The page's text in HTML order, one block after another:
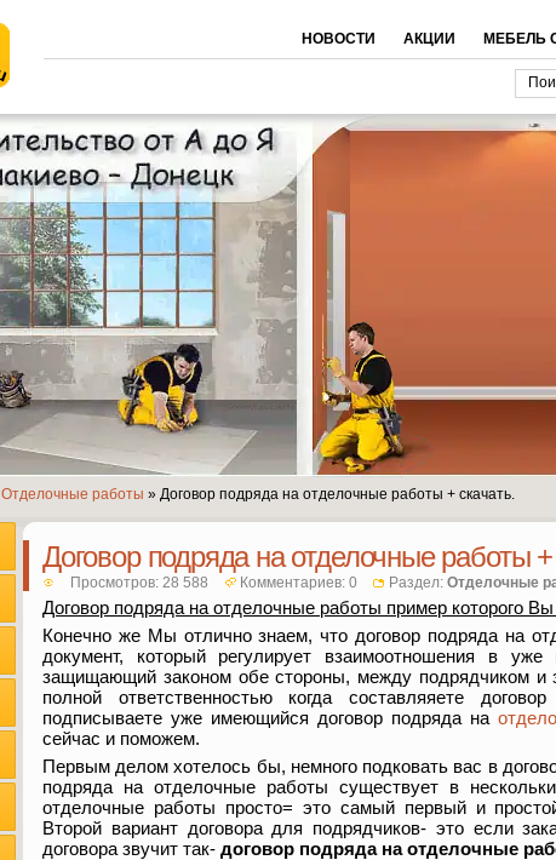
НОВОСТИ АКЦИИ МЕБЕЛЬ
Отделочные работы » Договор подряда на отделочные работы + скачать.
Договор подряда на отделочные работы +
Просмотров: 28 588 Комментариев: 0 Раздел: Отделочные
Договор подряда на отделочные работы пример которого
Конечно же Мы отлично знаем, что договор подряда на
документ, который регулирует взаимоотношения в
защищающий законом обе стороны, между подрядчиком и
полной ответственностью когда составляяете
подписываете уже имеющийся договор подряда на
сейчас и поможем.
Первым делом хотелось бы, немного подковать вас в
подряда на отделочные работы существует в
отделочные работы просто= это самый первый и
Второй вариант договора для подрядчиков- это если
договора звучит так- договор подряда на отделочные